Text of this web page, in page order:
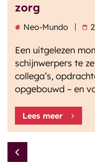
zorg
Neo-Mundo
Een uitgelezen
schijnwerpers te
collega’s,
opgebouwd – en
Lees meer